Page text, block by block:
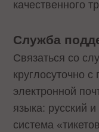
качественного
Служба
Связаться со
круглосуточно
электронной
языка: русский
система